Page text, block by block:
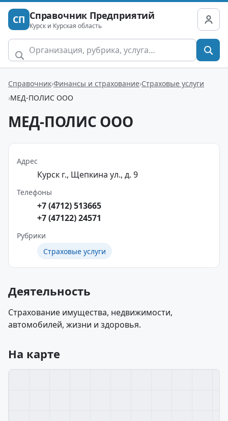
СП Справочник Предприятий
Курск и Курская область
Справочник Финансы и страхование Страховые услуги
МЕД-ПОЛИС ООО
МЕД-ПОЛИС ООО
Адрес
Курск г., Щепкина ул., д. 9
Телефоны
+7 (4712) 513665
+7 (47122) 24571
Рубрики
Страховые услуги
Деятельность
Страхование имущества, недвижимости,
автомобилей, жизни и здоровья.
На карте